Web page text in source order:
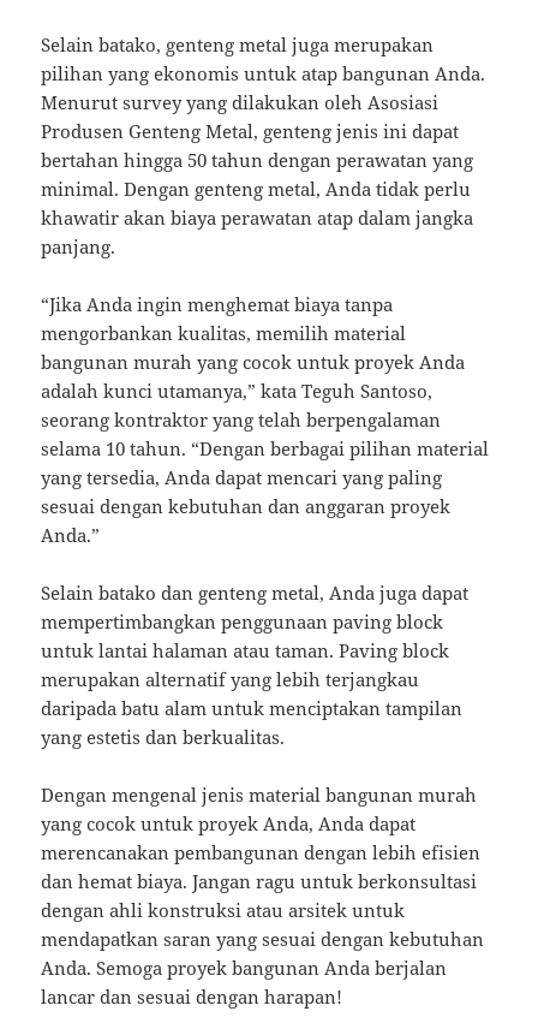
Selain batako, genteng metal juga merupakan
pilihan yang ekonomis untuk atap bangunan Anda.
Menurut survey yang dilakukan oleh Asosiasi
Produsen Genteng Metal, genteng jenis ini dapat
bertahan hingga 50 tahun dengan perawatan yang
minimal. Dengan genteng metal, Anda tidak perlu
khawatir akan biaya perawatan atap dalam jangka
panjang.
“Jika Anda ingin menghemat biaya tanpa
mengorbankan kualitas, memilih material
bangunan murah yang cocok untuk proyek Anda
adalah kunci utamanya,” kata Teguh Santoso,
seorang kontraktor yang telah berpengalaman
selama 10 tahun. “Dengan berbagai pilihan material
yang tersedia, Anda dapat mencari yang paling
sesuai dengan kebutuhan dan anggaran proyek
Anda.”
Selain batako dan genteng metal, Anda juga dapat
mempertimbangkan penggunaan paving block
untuk lantai halaman atau taman. Paving block
merupakan alternatif yang lebih terjangkau
daripada batu alam untuk menciptakan tampilan
yang estetis dan berkualitas.
Dengan mengenal jenis material bangunan murah
yang cocok untuk proyek Anda, Anda dapat
merencanakan pembangunan dengan lebih efisien
dan hemat biaya. Jangan ragu untuk berkonsultasi
dengan ahli konstruksi atau arsitek untuk
mendapatkan saran yang sesuai dengan kebutuhan
Anda. Semoga proyek bangunan Anda berjalan
lancar dan sesuai dengan harapan!